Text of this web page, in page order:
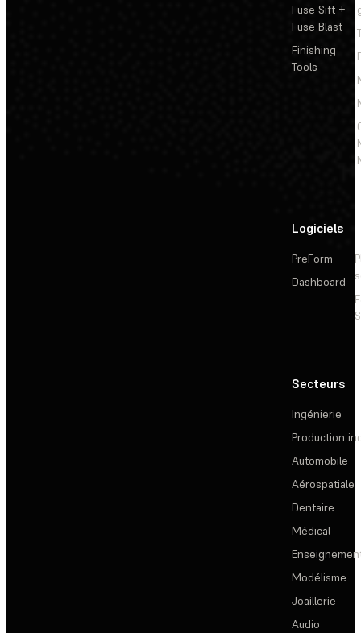
Fuse Sift +
Fuse Blast
Finishing
Tools
Logiciels
PreForm
Dashboard
Secteurs
Ingénierie
Production
Automobile
Aérospatiale
Dentaire
Médical
Modélisme
Joaillerie
Audio